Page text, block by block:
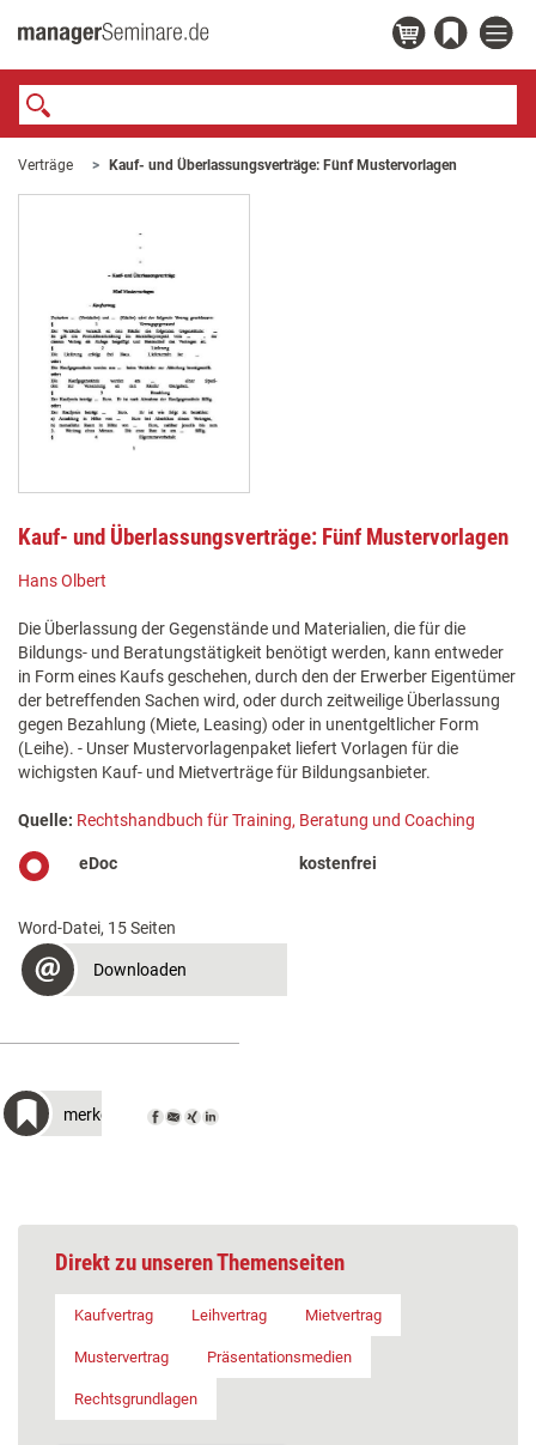
Verträge Kauf- und Überlassungsverträge: Fünf Mustervorlagen
Kauf- und Überlassungsverträge: Fünf Mustervorlagen
Hans Olbert
Die Überlassung der Gegenstände und Materialien, die für die
Bildungs- und Beratungstätigkeit benötigt werden, kann entweder
in Form eines Kaufs geschehen, durch den der Erwerber Eigentümer
der betreffenden Sachen wird, oder durch zeitweilige Überlassung
gegen Bezahlung (Miete, Leasing) oder in unentgeltlicher Form
(Leihe). - Unser Mustervorlagenpaket liefert Vorlagen für die
wichigsten Kauf- und Mietverträge für Bildungsanbieter.
Quelle: Rechtshandbuch für Training, Beratung und Coaching
eDoc kostenfrei
Word-Datei, 15 Seiten
Downloaden
merken
Direkt zu unseren Themenseiten
Kaufvertrag Leihvertrag Mietvertrag
Mustervertrag Präsentationsmedien
Rechtsgrundlagen